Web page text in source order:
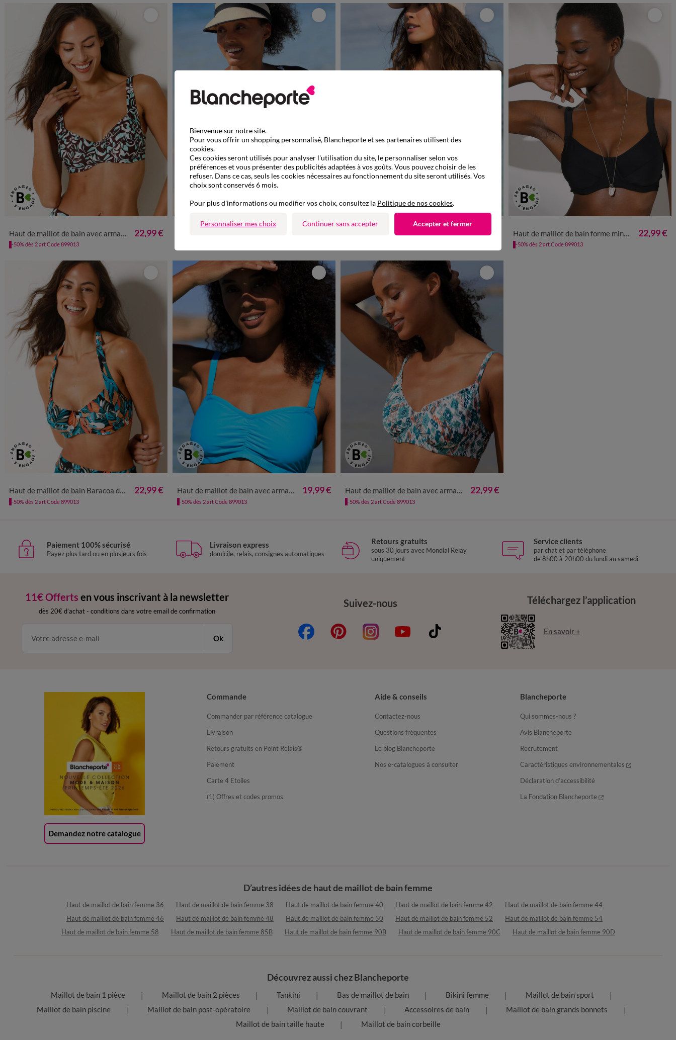
Haut de maillot de bain avec armatures Saravia - forme balconnet 22,99 €
-50% dès 2 art Code 899013
Outlet
Soutien-gorge de bain uni Solaro - avec armatures 9,00 € Haut de maillot de bain forme minimiseur uni Solaro - avec armatures flexibles 22,99 €
-50% dès 2 art Code 899013
Haut de maillot de bain Baracoa dos nu, avec armatures 22,99 €
-50% dès 2 art Code 899013
Haut de maillot de bain avec armatures Solaro - forme bandeau 19,99 €
-50% dès 2 art Code 899013
Haut de maillot de bain avec armatures Tanza - forme corbeille 22,99 €
-50% dès 2 art Code 899013
Paiement 100% sécurisé
Payez plus tard ou en plusieurs fois
Livraison express
domicile, relais, consignes automatiques
Retours gratuits
sous 30 jours avec Mondial Relay
uniquement
Service clients
par chat et par téléphone
de 8h00 à 20h00 du lundi au samedi
11€ Offerts en vous inscrivant à la newsletter
dès 20€ d’achat - conditions dans votre email de confirmation
Ok
Suivez-nous Téléchargez l’application
En savoir +
Demandez notre catalogue
Commande
Commander par référence catalogue
Livraison
Retours gratuits en Point Relais®
Paiement
Carte 4 Etoiles
(1) Offres et codes promos
Aide & conseils
Contactez-nous
Questions fréquentes
Le blog Blancheporte
Nos e-catalogues à consulter
Blancheporte
Qui sommes-nous ?
Avis Blancheporte
Recrutement
Caractéristiques environnementales
Déclaration d’accessibilité
La Fondation Blancheporte
D’autres idées de haut de maillot de bain femme
Haut de maillot de bain femme 36 Haut de maillot de bain femme 38 Haut de maillot de bain femme 40 Haut de maillot de bain femme 42
Haut de maillot de bain femme 44
Haut de maillot de bain femme 46
Haut de maillot de bain femme 48 Haut de maillot de bain femme 50 Haut de maillot de bain femme 52
Haut de maillot de bain femme 54
Haut de maillot de bain femme 58
Haut de maillot de bain femme 85B Haut de maillot de bain femme 90B Haut de maillot de bain femme 90C Haut de maillot de bain femme 90D
Découvrez aussi chez Blancheporte
Maillot de bain 1 pièce Maillot de bain 2 pièces Tankini Bas de maillot de bain Bikini femme
Maillot de bain sport
Maillot de bain piscine
Maillot de bain post-opératoire Maillot de bain couvrant Accessoires de bain
Maillot de bain grands bonnets
Maillot de bain taille haute
Maillot de bain corbeille
Bienvenue sur notre site.
Pour vous offrir un shopping personnalisé, Blancheporte et ses partenaires utilisent des
cookies.
Ces cookies seront utilisés pour analyser l'utilisation du site, le personnaliser selon vos
préférences et vous présenter des publicités adaptées à vos goûts. Vous pouvez choisir de les
refuser. Dans ce cas, seuls les cookies nécessaires au fonctionnement du site seront utilisés. Vos
choix sont conservés 6 mois.
Pour plus d'informations ou modifier vos choix, consultez la Politique de nos cookies.
Personnaliser mes choix Continuer sans accepter Accepter et fermer